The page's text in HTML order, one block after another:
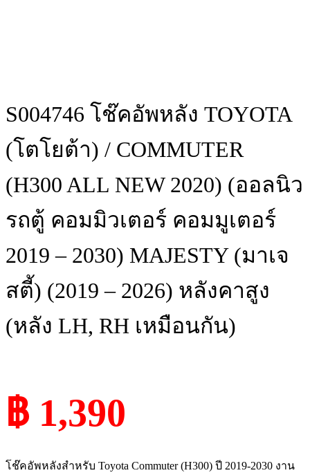
S004746 โช๊คอัพหลัง TOYOTA
(โตโยต้า) / COMMUTER
(H300 ALL NEW 2020) (ออลนิว
รถตู้ คอมมิวเตอร์ คอมมูเตอร์
2019 – 2030) MAJESTY (มาเจ
สตี้) (2019 – 2026) หลังคาสูง
(หลัง LH, RH เหมือนกัน)
฿ 1,390
โช๊คอัพหลังสำหรับ Toyota Commuter (H300) ปี 2019-2030 งาน